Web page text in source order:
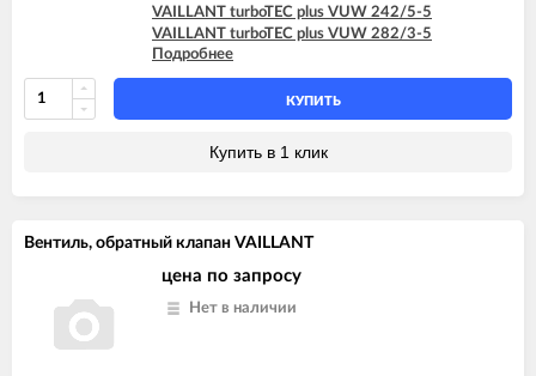
VAILLANT turboTEC plus VUW 242/5-5
VAILLANT turboTEC plus VUW 282/3-5
VAILLANT turboTEC plus VUW 282/5-5
VAILLANT turboTEC plus VUW 322/3-5
VAILLANT turboTEC plus VUW 362/3-5
VAILLANT turboTEC pro VUW 242/3-3
Подробнее
КУПИТЬ
Купить в 1 клик
Вентиль, обратный клапан VAILLANT
цена по запросу
Нет в наличии